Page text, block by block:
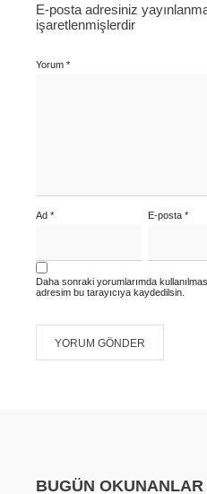
E-posta adresiniz
işaretlenmişlerdir
Yorum *
Ad * E-posta*
Daha sonraki yorumlarımda
adresim bu tarayıcıya kaydedilsin.
BUGÜN OKUNANLAR